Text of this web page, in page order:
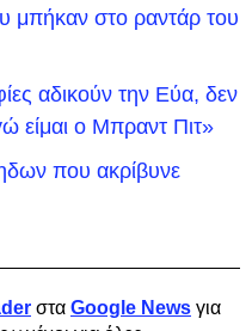
μπήκαν στο ραντάρ του
αδικούν την Εύα, δεν
είμαι ο Μπραντ Πιτ»
που ακρίβυνε
στα Google News για